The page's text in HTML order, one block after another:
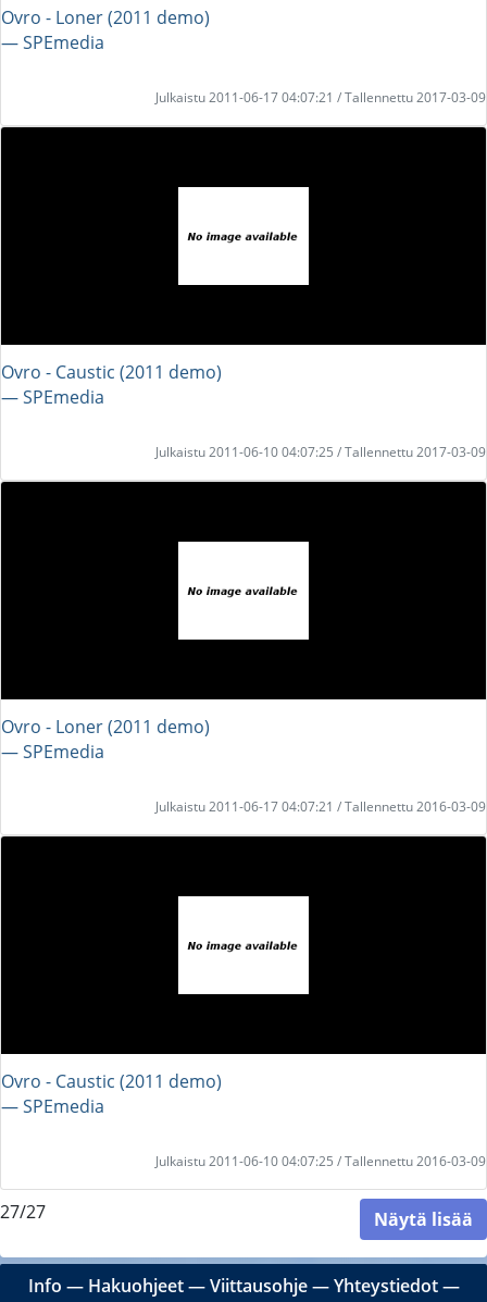
Ovro - Loner (2011 demo)
― SPEmedia
Julkaistu 2011-06-17 04:07:21 / Tallennettu 2017-03-09
Ovro - Caustic (2011 demo)
― SPEmedia
Julkaistu 2011-06-10 04:07:25 / Tallennettu 2017-03-09
Ovro - Loner (2011 demo)
― SPEmedia
Julkaistu 2011-06-17 04:07:21 / Tallennettu 2016-03-09
Ovro - Caustic (2011 demo)
― SPEmedia
Julkaistu 2011-06-10 04:07:25 / Tallennettu 2016-03-09
27/27 Näytä lisää
Info ― Hakuohjeet―Viittausohje―Yhteystiedot―